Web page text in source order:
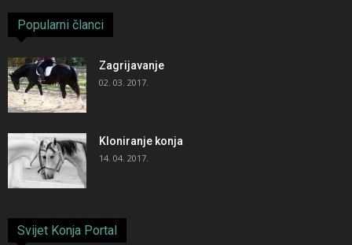
Popularni članci
Zagrijavanje
02. 03. 2017.
Kloniranje konja
14. 04. 2017.
Svijet Konja Portal